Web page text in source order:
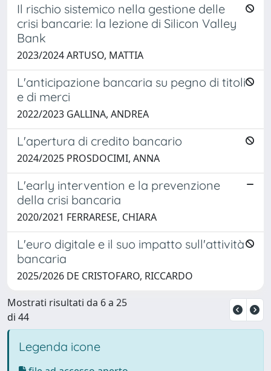
Il rischio sistemico nella gestione delle
crisi bancarie: la lezione di Silicon Valley
Bank
2023/2024 ARTUSO, MATTIA
L'anticipazione bancaria su pegno di titoli
e di merci
2022/2023 GALLINA, ANDREA
L'apertura di credito bancario
2024/2025 PROSDOCIMI, ANNA
L'early intervention e la prevenzione
della crisi bancaria
2020/2021 FERRARESE, CHIARA
L'euro digitale e il suo impatto sull'attività
bancaria
2025/2026 DE CRISTOFARO, RICCARDO
Mostrati risultati da 6 a 25
di 44
Legenda icone